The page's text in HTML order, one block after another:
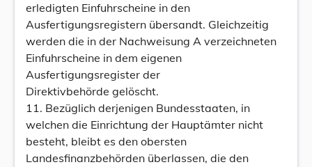
erledigten Einfuhrscheine in den
Ausfertigungsregistern übersandt. Gleichzeitig
werden die in der Nachweisung A verzeichneten
Einfuhrscheine in dem eigenen
Ausfertigungsregister der
Direktivbehörde gelöscht.
11. Bezüglich derjenigen Bundesstaaten, in
welchen die Einrichtung der Hauptämter nicht
besteht, bleibt es den obersten
Landesfinanzbehörden überlassen, die den